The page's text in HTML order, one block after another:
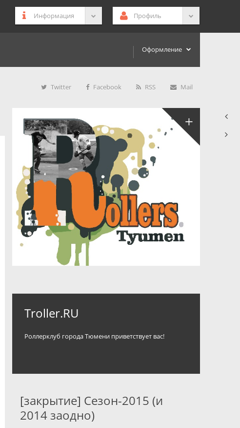
Информация Профиль
Оформление
Twitter Facebook RSS Mail
Troller.RU
Роллерклуб города Тюмени приветствует вас!
[закрытие] Сезон-2015 (и
2014 заодно)